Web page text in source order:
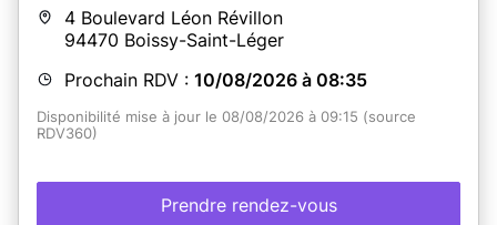
4 Boulevard Léon Révillon
94470 Boissy-Saint-Léger
Prochain RDV : 10/08/2026 à 08:35
Disponibilité mise à jour le 08/08/2026 à 09:15 (source
RDV360)
Prendre rendez-vous